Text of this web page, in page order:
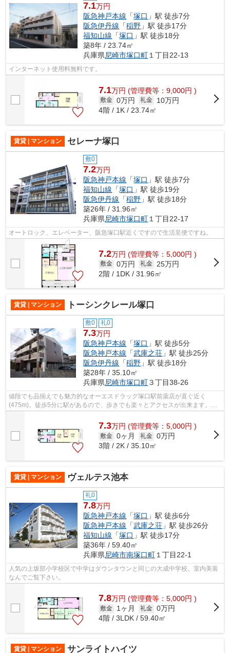
7.1万円
阪急神戸本線 「塚口 」駅 徒歩7分
阪急伊丹線 「稲野 」駅 徒歩17分
福知山線 「塚口 」駅 徒歩18分
築8年 / 23.74㎡
兵庫県尼崎市塚口町 １丁目22-13
インターネット使用料無料です。
7.1万円 (管理費等：9,000円 )
敷金 0万円 礼金
10万円
4階 / 1K / 23.74㎡
賃貸 | マンション セレーナ塚口
敷0
7.2万円
阪急神戸本線 「塚口 」駅 徒歩7分
福知山線 「塚口 」駅 徒歩19分
阪急伊丹線 「稲野 」駅 徒歩18分
築26年 / 31.96㎡
兵庫県尼崎市塚口町 １丁目22-17
オートロック、エレベーター、阪急塚口駅近くですので生活至便ですね。
7.2万円 (管理費等：5,000円 )
敷金 0万円 礼金
25万円
2階 / 1DK / 31.96㎡
賃貸 | マンション トーシンクレール塚口
敷0 礼0
7.3万円
阪急神戸本線 「塚口 」駅 徒歩5分
阪急神戸本線 「武庫之荘 」駅 徒歩25分
阪急伊丹線 「稲野 」駅 徒歩18分
築28年 / 35.10㎡
兵庫県尼崎市塚口町３丁目38-26
値段でも品揃えでも魅力的なオーエスドラッグ塚口駅前薬店が直ぐ近く
(475m)。徒歩5分に駅があるので、歩きでも楽々とアクセスが出来ます。洗
濯物も自然乾燥ですぐ乾く通風良好な間取り...
7.3万円 (管理費等：5,000円 )
敷金 0ヶ月 礼金 0万円
3階 / 2K / 35.10㎡
賃貸 | マンション ヴェルテス池本
礼0
7.8万円
阪急神戸本線 「塚口 」駅 徒歩6分
阪急神戸本線 「武庫之荘 」駅 徒歩26分
福知山線 「塚口 」駅 徒歩17分
築36年 / 59.40㎡
兵庫県尼崎市南塚口町 １丁目22-1
人気の上坂部小学校区で中学はダウンタウンと同じの大成中学校。室内美装
なんでご覧下さい。
7.8万円 (管理費等：5,000円 )
敷金 1ヶ月 礼金 0万円
4階 / 3LDK / 59.40㎡
賃貸 | マンション サンライトハイツ